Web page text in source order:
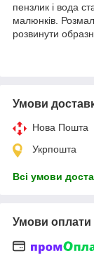
пензлик і вода
малюнків.
розвинути
Умови
Нова Пошта
Укрпошта
Всі умови
Умови оплати